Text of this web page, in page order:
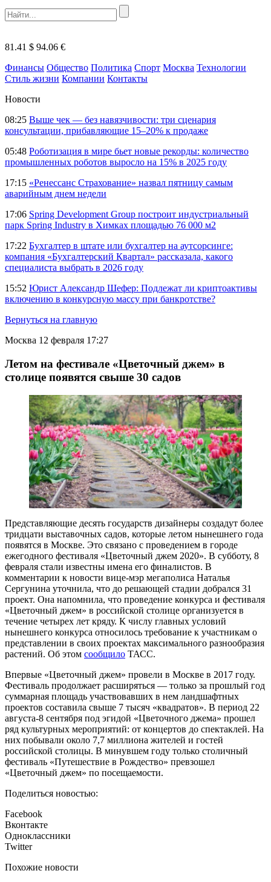
81.41 $ 94.06 €
Финансы Общество Политика Спорт Москва Технологии
Стиль жизни Компании Контакты
Новости
08:25 Выше чек — без навязчивости: три сценария
консультации, прибавляющие 15–20% к продаже
05:48 Роботизация в мире бьет новые рекорды: количество
промышленных роботов выросло на 15% в 2025 году
17:15 «Ренессанс Страхование» назвал пятницу самым
аварийным днем недели
17:06 Spring Development Group построит индустриальный
парк Spring Industry в Химках площадью 76 000 м2
17:22 Бухгалтер в штате или бухгалтер на аутсорсинге:
компания «Бухгалтерский Квартал» рассказала, какого
специалиста выбрать в 2026 году
15:52 Юрист Александр Шефер: Подлежат ли криптоактивы
включению в конкурсную массу при банкротстве?
Вернуться на главную
Москва 12 февраля 17:27
Летом на фестивале «Цветочный джем» в
столице появятся свыше 30 садов
Представляющие десять государств дизайнеры создадут более
тридцати выставочных садов, которые летом нынешнего года
появятся в Москве. Это связано с проведением в городе
ежегодного фестиваля «Цветочный джем 2020». В субботу, 8
февраля стали известны имена его финалистов. В
комментарии к новости вице-мэр мегаполиса Наталья
Сергунина уточнила, что до решающей стадии добрался 31
проект. Она напомнила, что проведение конкурса и фестиваля
«Цветочный джем» в российской столице организуется в
течение четырех лет кряду. К числу главных условий
нынешнего конкурса относилось требование к участникам о
представлении в своих проектах максимального разнообразия
растений. Об этом сообщило ТАСС.
Впервые «Цветочный джем» провели в Москве в 2017 году.
Фестиваль продолжает расширяться — только за прошлый год
суммарная площадь участвовавших в нем ландшафтных
проектов составила свыше 7 тысяч «квадратов». В период 22
августа-8 сентября под эгидой «Цветочного джема» прошел
ряд культурных мероприятий: от концертов до спектаклей. На
них побывали около 7,7 миллиона жителей и гостей
российской столицы. В минувшем году только столичный
фестиваль «Путешествие в Рождество» превзошел
«Цветочный джем» по посещаемости.
Поделиться новостью:
Facebook
Вконтакте
Одноклассники
Twitter
Похожие новости